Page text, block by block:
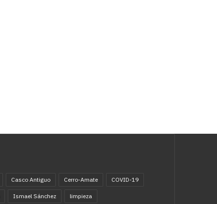
Casco Antiguo Cerro-Amate COVID-19
Ismael Sánchez limpieza